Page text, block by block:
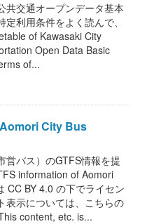
共交通オープンデータ基本
利用条件をよく読んで、
of Kawasaki City
Open Data Basic
of...
City Bus
営バス）のGTFS情報を提
information of Aomori
CC BY 4.0 の下でライセン
表示については、こちらの
content, etc. is...